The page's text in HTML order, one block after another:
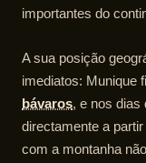
importantes do
A sua posição
imediatos: Munique
bávaros, e nos dias
directamente a
com a montanha